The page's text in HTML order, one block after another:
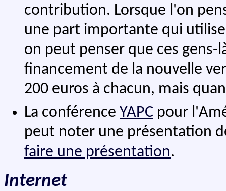
contribution. Lorsque l'on
une part importante qui
on peut penser que ces
financement de la nouvelle
200 euros à chacun, mais
La conférence YAPC pour
peut noter une présentation
faire une présentation.
Internet